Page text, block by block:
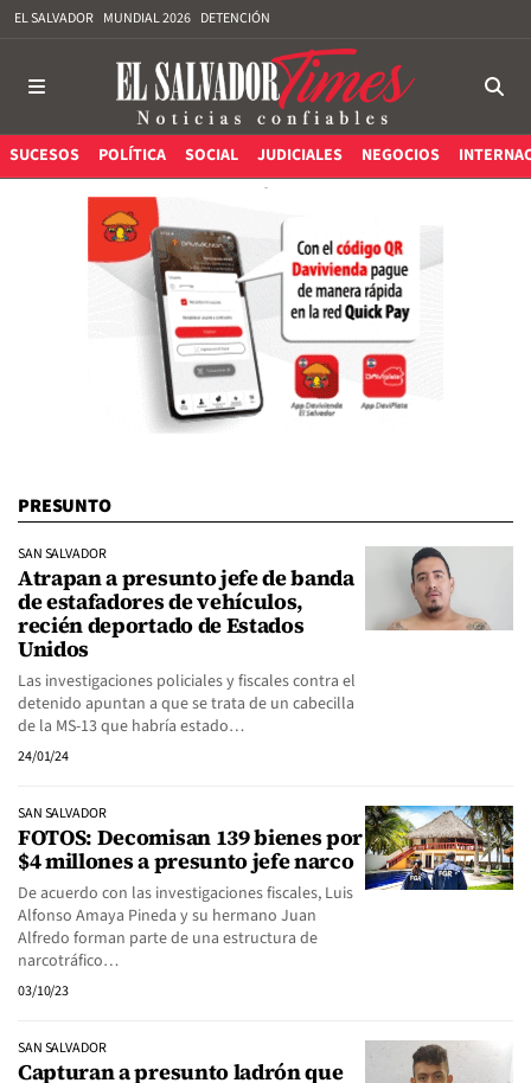
EL SALVADOR MUNDIAL 2026 DETENCIÓN
SUCESOS POLÍTICA SOCIAL JUDICIALES NEGOCIOS
PRESUNTO
SAN SALVADOR
Atrapan a presunto jefe de banda
de estafadores de vehículos,
recién deportado de Estados
Unidos
Las investigaciones policiales y fiscales contra el
detenido apuntan a que se trata de un cabecilla
de la MS-13 que habría estado…
24/01/24
SAN SALVADOR
FOTOS: Decomisan 139 bienes por
$4 millones a presunto jefe narco
De acuerdo con las investigaciones fiscales, Luis
Alfonso Amaya Pineda y su hermano Juan
Alfredo forman parte de una estructura de
narcotráfico…
03/10/23
SAN SALVADOR
Capturan a presunto ladrón que